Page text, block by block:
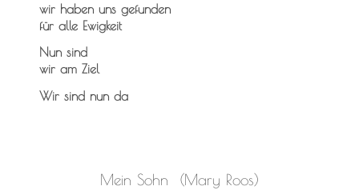
wir haben uns gefunden
für alle Ewigkeit
Nun sind
wir am Ziel
Wir sind nun da
Mein Sohn (Mary Roos)